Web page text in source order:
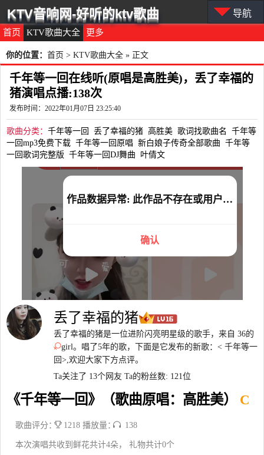
首页 KTV歌曲大全 更多
KTV音响网-好听的ktv歌曲 导航
你的位置： 首页 > KTV歌曲大全 » 正文
千年等一回在线听(原唱是高胜美)，丢了幸福的
猪演唱点播:138次
发布时间：2022年01月07日 23:25:40
歌曲分类： 千年等一回 丢了幸福的猪 高胜美 歌词找歌曲名
千年等
一回mp3免费下载 千年等一回原唱 新白娘子传奇全部歌曲 千年等
一回歌词完整版 千年等一回DJ舞曲 叶倩文
丢了幸福的猪
丢了幸福的猪是一位进阶闪亮明星级的歌手，来自 36的
girl。唱了5年的歌，下面是它发布的新歌：< 千年等一
回>,欢迎大家下方点评。
Ta关注了 13个网友 Ta的粉丝数: 121位
《千年等一回》（歌曲原唱：高胜美） C
歌曲评分： 1218 播放量： 138
本次演唱共收到鲜花共计4朵， 礼物共计0个